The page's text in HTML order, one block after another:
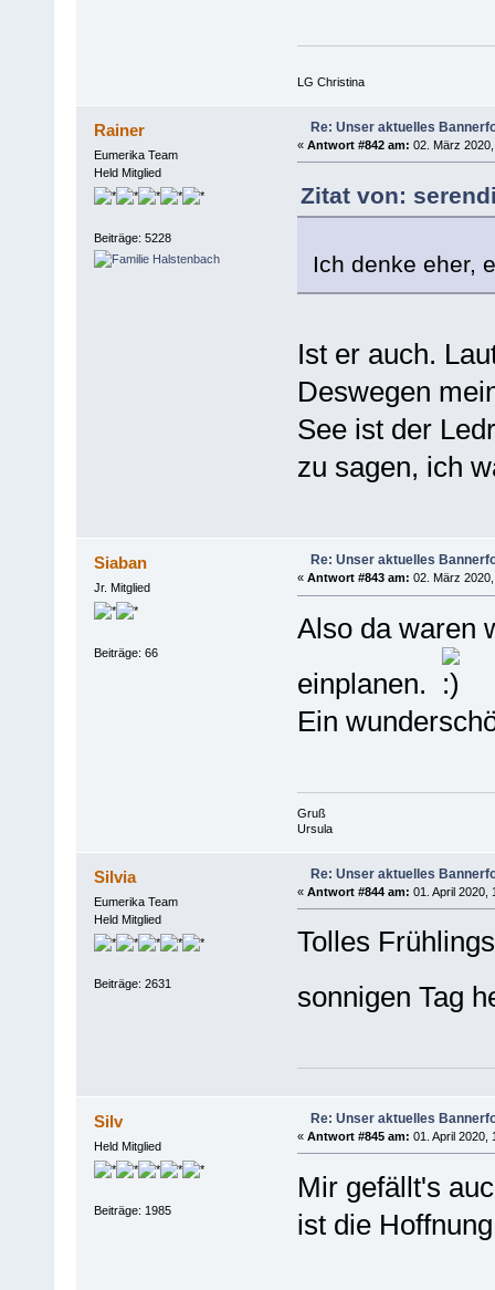
LG Christina
Rainer
Eumerika Team
Held Mitglied
Beiträge: 5228
Re: Unser aktuelles
« Antwort #842 am: 02. März
Zitat von:
Ich denke eher,
Ist er auch.
Deswegen
See ist der
zu sagen, ich
Siaban
Jr. Mitglied
Beiträge: 66
Re: Unser aktuelles
« Antwort #843 am: 02. März
Also da waren
einplanen.
Ein
Gruß
Ursula
Silvia
Eumerika Team
Held Mitglied
Beiträge: 2631
Re: Unser aktuelles
« Antwort #844 am: 01. April 2020,
Tolles
sonnigen Tag
Silv
Held Mitglied
Beiträge: 1985
Re: Unser aktuelles
« Antwort #845 am: 01. April 2020,
Mir gefällt's
ist die